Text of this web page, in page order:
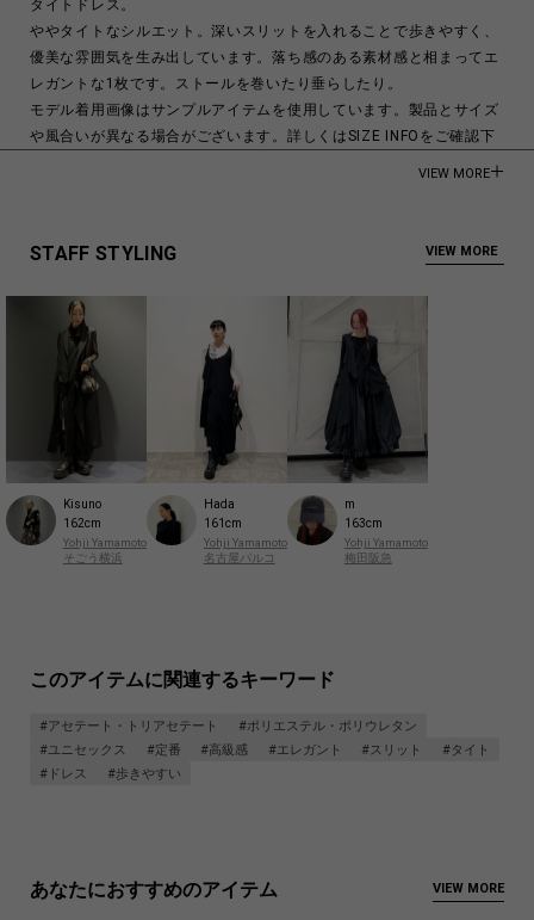
タイトドレス。
ややタイトなシルエット。深いスリットを入れることで歩きやすく、
優美な雰囲気を生み出しています。落ち感のある素材感と相まってエ
レガントな1枚です。ストールを巻いたり垂らしたり。
モデル着用画像はサンプルアイテムを使用しています。製品とサイズ
や風合いが異なる場合がございます。詳しくはSIZE INFOをご確認下
Triacetate 57%Polyester 43%
商品についてよくあるお問い合わせはこちら
VIEW MORE
STAFF STYLING VIEW MORE
Kisuno
162cm
Yohji Yamamoto
そごう横浜
Hada
161cm
Yohji Yamamoto
名古屋パルコ
m
163cm
Yohji Yamamoto
梅田阪急
このアイテムに関連するキーワード
#アセテート・トリアセテート
#ポリエステル・ポリウレタン
#ユニセックス
#定番 #高級感 #エレガント #スリット
#タイト
#ドレス
#歩きやすい
あなたにおすすめのアイテム VIEW MORE